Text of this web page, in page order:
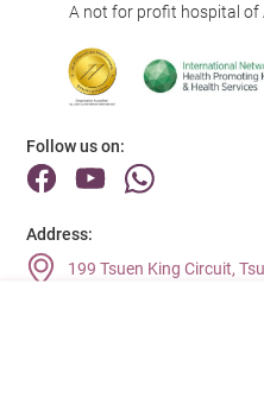
A not for profit hospital
Follow us on:
Address:
199 Tsuen King Circuit,